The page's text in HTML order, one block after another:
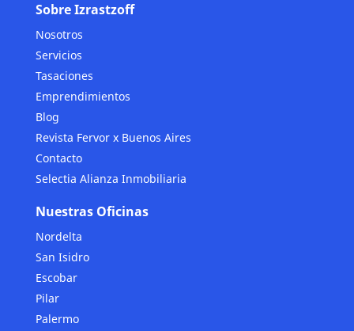
Sobre Izrastzoff
Nosotros
Servicios
Tasaciones
Emprendimientos
Blog
Revista Fervor x Buenos Aires
Contacto
Selectia Alianza Inmobiliaria
Nuestras Oficinas
Nordelta
San Isidro
Escobar
Pilar
Palermo